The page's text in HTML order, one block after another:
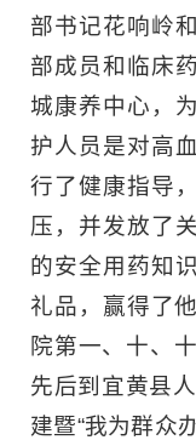
部书记花响岭
部成员和临床
城康养中心，
护人员是对高
行了健康指导
压，并发放了
的安全用药知
礼品，赢得了
院第一、十、
先后到宜黄县
建暨“我为群众